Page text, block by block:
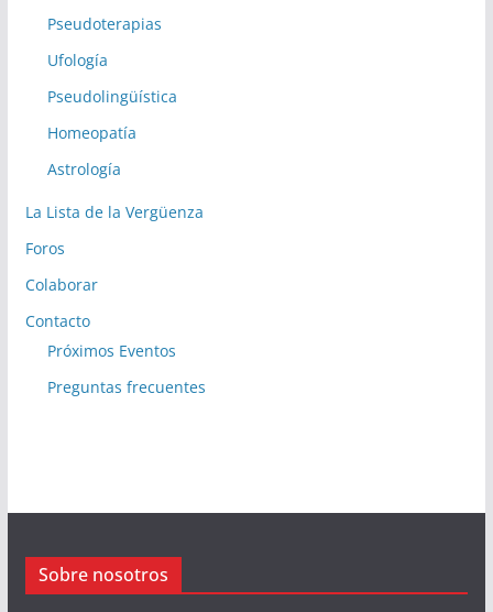
Pseudoterapias
Ufología
Pseudolingüística
Homeopatía
Astrología
La Lista de la Vergüenza
Foros
Colaborar
Contacto
Próximos Eventos
Preguntas frecuentes
Sobre nosotros